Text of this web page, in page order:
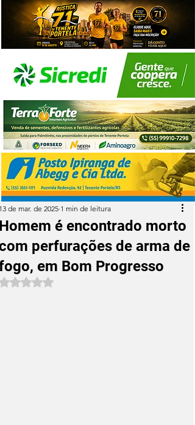
é encontrado morto
perfurações de arma de
em Bom Progresso
de mar. de 2025 1 min de leitura
Avaliado com NaN de 5 estrelas.